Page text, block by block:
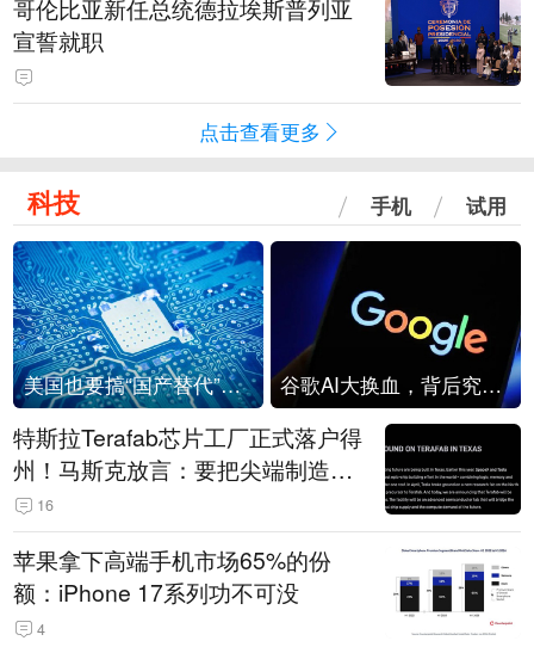
哥伦比亚新任总统德拉埃斯普列亚
宣誓就职
点击查看更多
科技 手机 试用
美国也要搞“国产替代”？先算清三笔账 谷歌AI大换血，背后究竟发生了什么？
特斯拉Terafab芯片工厂正式落户得
州！马斯克放言：要把尖端制造带
回美国
16
苹果拿下高端手机市场65%的份
额：iPhone 17系列功不可没
4